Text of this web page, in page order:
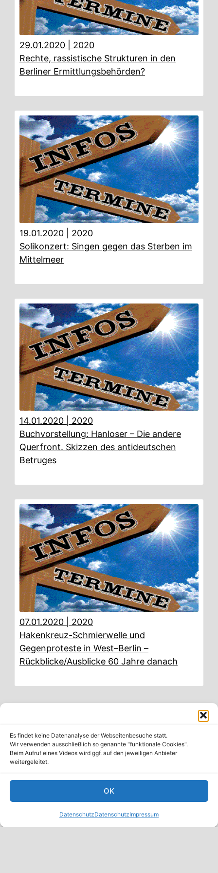
Es findet keine Datenanalyse der Webseitenbesuche statt.
Wir verwenden ausschließlich so genannte "funktionale Cookies".
Beim Aufruf eines Videos wird ggf. auf den jeweiligen Anbieter
weitergeleitet.
OK
DatenschutzDatenschutzImpressum
29.01.2020
2020
Rechte, rassistische Strukturen in den
Berliner Ermittlungsbehörden?
19.01.2020
2020
Solikonzert: Singen gegen das Sterben im
Mittelmeer
14.01.2020
2020
Buchvorstellung: Hanloser – Die andere
Querfront. Skizzen des antideutschen
Betruges
07.01.2020
2020
Hakenkreuz-Schmierwelle und
Gegenproteste in West–Berlin –
Rückblicke/Ausblicke 60 Jahre danach
c/o UBI KLIZ e.V. / Mieterladen
Kreutzigerstraße 23, 10247 Berlin
Vorfall melden